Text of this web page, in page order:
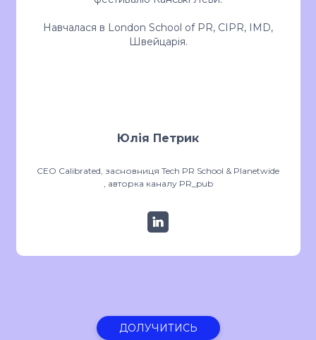
Навчалася в London School of PR, CIPR, IMD,
Швейцарія.
Юлія Петрик
CEO Calibrated, засновниця Tech PR School & Planetwide
, авторка каналу PR_pub
ДОЛУЧИТИСЬ